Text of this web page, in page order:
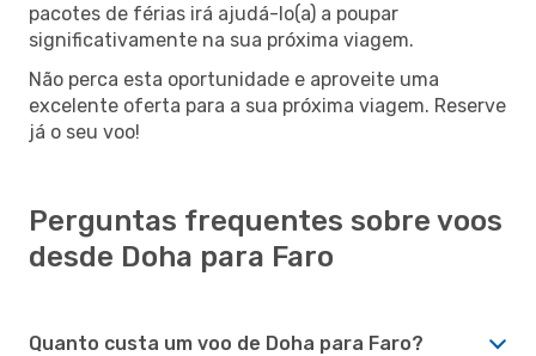
pacotes de férias irá ajudá-lo(a) a poupar
significativamente na sua próxima viagem.
Não perca esta oportunidade e aproveite uma
excelente oferta para a sua próxima viagem. Reserve
já o seu voo!
Perguntas frequentes sobre voos
desde Doha para Faro
Quanto custa um voo de Doha para Faro?